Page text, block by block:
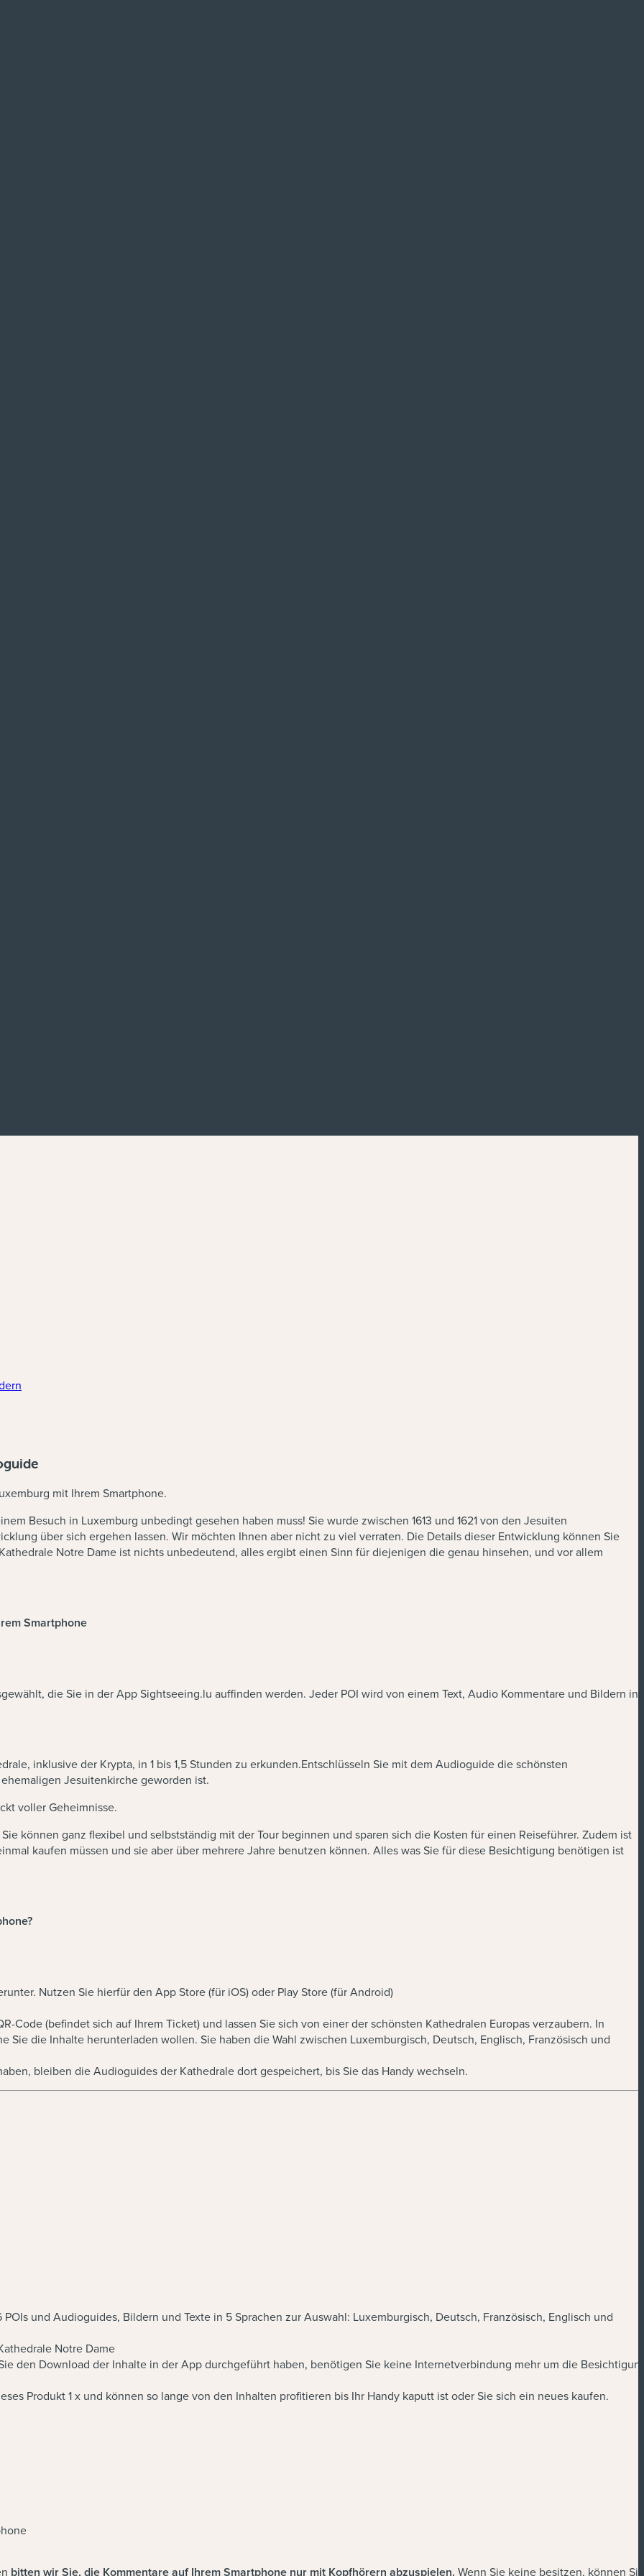
mit Ihrem Smartphone.
Besuch in Luxemburg unbedingt gesehen haben muss! Sie wurde zwischen 1613 und 1621 von den Jesuiten
über sich ergehen lassen. Wir möchten Ihnen aber nicht zu viel verraten. Die Details dieser Entwicklung können Sie
Notre Dame ist nichts unbedeutend, alles ergibt einen Sinn für diejenigen die genau hinsehen, und vor allem
Smartphone
die Sie in der App Sightseeing.lu auffinden werden. Jeder POI wird von einem Text, Audio Kommentare und Bildern in
inklusive der Krypta, in 1 bis 1,5 Stunden zu erkunden.Entschlüsseln Sie mit dem Audioguide die schönsten
Jesuitenkirche geworden ist.
voller Geheimnisse.
können ganz flexibel und selbstständig mit der Tour beginnen und sparen sich die Kosten für einen Reiseführer. Zudem ist
kaufen müssen und sie aber über mehrere Jahre benutzen können. Alles was Sie für diese Besichtigung benötigen ist
Nutzen Sie hierfür den App Store (für iOS) oder Play Store (für Android)
Code (befindet sich auf Ihrem Ticket) und lassen Sie sich von einer der schönsten Kathedralen Europas verzaubern. In
Sie die Inhalte herunterladen wollen. Sie haben die Wahl zwischen Luxemburgisch, Deutsch, Englisch, Französisch und
bleiben die Audioguides der Kathedrale dort gespeichert, bis Sie das Handy wechseln.
und Audioguides, Bildern und Texte in 5 Sprachen zur Auswahl: Luxemburgisch, Deutsch, Französisch, Englisch und
Notre Dame
den Download der Inhalte in der App durchgeführt haben, benötigen Sie keine Internetverbindung mehr um die
Produkt 1 x und können so lange von den Inhalten profitieren bis Ihr Handy kaputt ist oder Sie sich ein neues kaufen.
bitten wir Sie, die Kommentare auf Ihrem Smartphone nur mit Kopfhörern abzuspielen. Wenn Sie keine besitzen, können Sie